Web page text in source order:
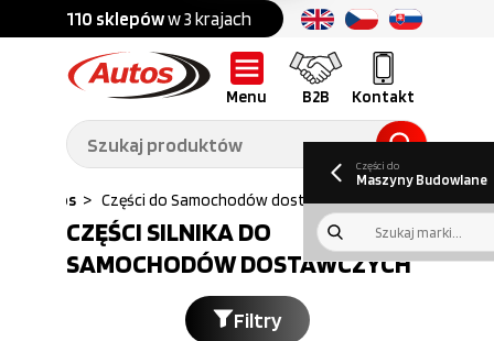
110 sklepóww 3 krajach Ponad 700 marek
Menu B2B Kontakt
Części do:
Ciężarówek,
przyczep,
naczep
Części do:
budowlanych
B2BGaleria
Oferty pracy
kwartalny
Części do
Maszyny Budowlane
Autos > Części do Samochodów dostawczych > Silnik
CZĘŚCI SILNIKA DO
SAMOCHODÓW DOSTAWCZYCH
Filtry